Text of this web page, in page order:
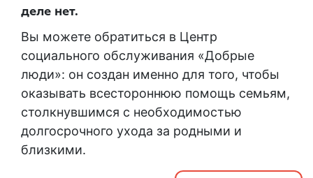
деле нет.
Вы можете обратиться в Центр
социального обслуживания «Добрые
люди»: он создан именно для того, чтобы
оказывать всестороннюю помощь семьям,
столкнувшимся с необходимостью
долгосрочного ухода за родными и
близкими.